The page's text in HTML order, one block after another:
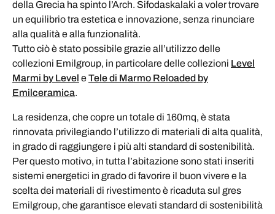
della Grecia ha spinto l’Arch. Sifodaskalaki a voler trovare
un equilibrio tra estetica e innovazione, senza rinunciare
alla qualità e alla funzionalità.
Tutto ciò è stato possibile grazie all’utilizzo delle
collezioni Emilgroup, in particolare delle collezioni Level
Marmi by Level eTele di Marmo Reloaded by
Emilceramica.
La residenza, che copre un totale di 160mq, è stata
rinnovata privilegiando l’utilizzo di materiali di alta qualità,
in grado di raggiungere i più alti standard di sostenibilità.
Per questo motivo, in tutta l’abitazione sono stati inseriti
sistemi energetici in grado di favorire il buon vivere e la
scelta dei materiali di rivestimento è ricaduta sul gres
Emilgroup, che garantisce elevati standard di sostenibilità